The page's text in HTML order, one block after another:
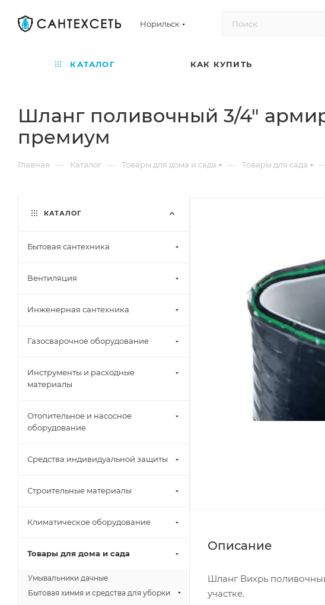
Норильск
КАТАЛОГ КАК КУПИТЬ
Шланг поливочный 3/4"
премиум
Главная — Каталог — Товары для дома и сада — Товары для сада
Описание
Шланг Вихрь
участке.
КАТАЛОГ
Бытовая сантехника
Вентиляция
Инженерная сантехника
Газосварочное оборудование
Инструменты и расходные
материалы
Отопительное и насосное
оборудование
Средства индивидуальной защиты
Строительные материалы
Климатическое оборудование
Товары для дома и сада
Умывальники дачные
Бытовая химия и средства для уборки